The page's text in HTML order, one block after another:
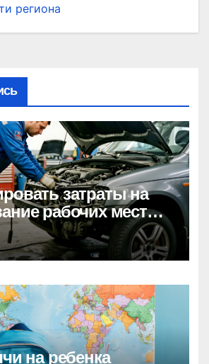
региона
затраты на
рабочих мест
бизнес
на ребенка